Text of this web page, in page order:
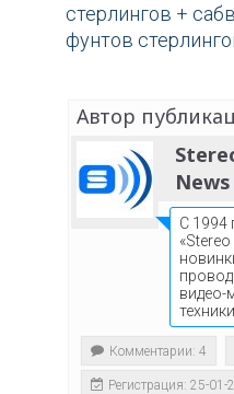
стерлингов +
фунтов
Автор
News
С 1994
видео-
техники.
Комментарии: 4
Регистрация: 25-01-